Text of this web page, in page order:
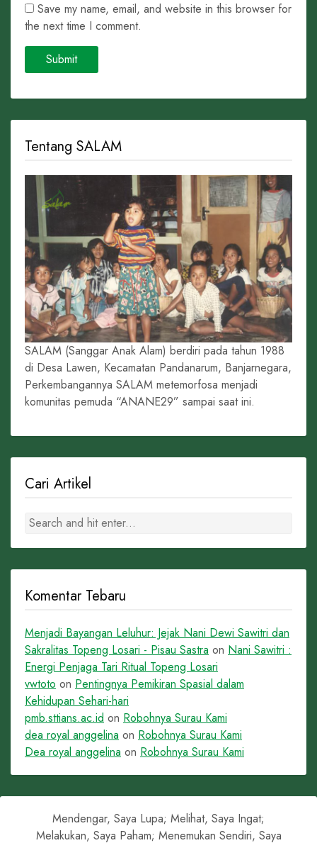
Save my name, email, and website in this browser for
the next time I comment.
Tentang SALAM
SALAM (Sanggar Anak Alam) berdiri pada tahun 1988
di Desa Lawen, Kecamatan Pandanarum, Banjarnegara,
Perkembangannya SALAM metemorfosa menjadi
komunitas pemuda “ANANE29” sampai saat ini.
Cari Artikel
Komentar Tebaru
Menjadi Bayangan Leluhur: Jejak Nani Dewi Sawitri dan
Sakralitas Topeng Losari - Pisau Sastra on Nani Sawitri :
Energi Penjaga Tari Ritual Topeng Losari
vwtoto on Pentingnya Pemikiran Spasial dalam
Kehidupan Sehari-hari
pmb.sttians.ac.id on Robohnya Surau Kami
dea royal anggelina on Robohnya Surau Kami
Dea royal anggelina on Robohnya Surau Kami
Mendengar, Saya Lupa; Melihat, Saya Ingat;
Melakukan, Saya Paham; Menemukan Sendiri, Saya